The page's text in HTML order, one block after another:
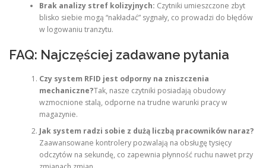
Brak analizy stref kolizyjnych: Czytniki umieszczone zbyt
blisko siebie mogą “nakładać” sygnały, co prowadzi do błędów
w logowaniu tranzytu.
FAQ: Najczęściej zadawane pytania
Czy system RFID jest odporny na zniszczenia
mechaniczne?Tak, nasze czytniki posiadają obudowy
wzmocnione stalą, odporne na trudne warunki pracy w
magazynie.
Jak system radzi sobie z dużą liczbą pracowników naraz?
Zaawansowane kontrolery pozwalają na obsługę tysięcy
odczytów na sekundę, co zapewnia płynność ruchu nawet przy